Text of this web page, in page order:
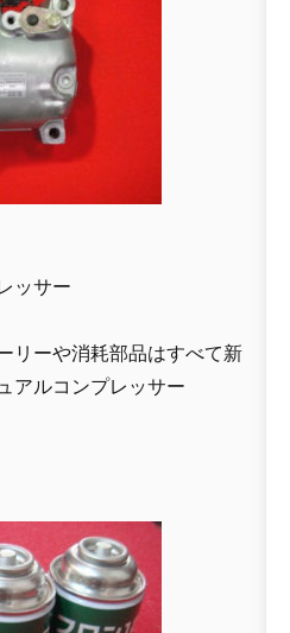
ッサー
リーや消耗部品はすべて新
アルコンプレッサー